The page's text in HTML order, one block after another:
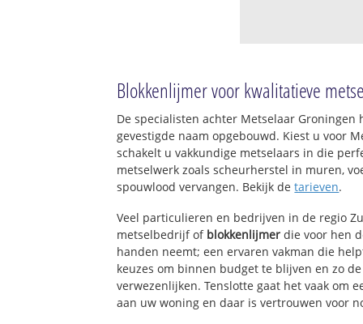
Blokkenlijmer voor kwalitatieve
De specialisten achter Metselaar
gevestigde naam opgebouwd. Kiest u voor
schakelt u vakkundige metselaars in die
metselwerk zoals scheurherstel in muren,
spouwlood vervangen. Bekijk detarieven.
Veel particulieren en bedrijven in de regio
metselbedrijf of blokkenlijmer die voor hen
handen neemt; een ervaren vakman die
keuzes om binnen budget te blijven en zo
verwezenlijken. Tenslotte gaat het vaak om
aan uw woning en daar is vertrouwen voor